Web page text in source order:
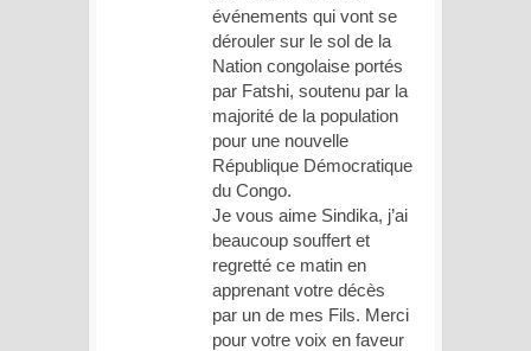
événements qui vont se
dérouler sur le sol de la
Nation congolaise portés
par Fatshi, soutenu par la
majorité de la population
pour une nouvelle
République Démocratique
du Congo.
Je vous aime Sindika, j’ai
beaucoup souffert et
regretté ce matin en
apprenant votre décès
par un de mes Fils. Merci
pour votre voix en faveur